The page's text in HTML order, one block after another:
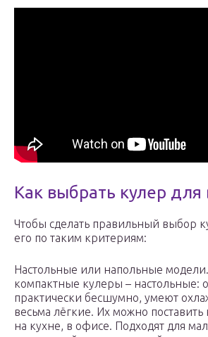
Как выбрать кулер
Чтобы сделать правильный выбор
его по таким критериям:
Настольные или напольные
компактные кулеры – настольные:
практически бесшумно, умеют
весьма лёгкие. Их можно поставить
на кухне, в офисе. Подходят для